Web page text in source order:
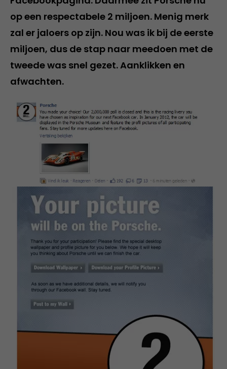
op een respectabele 2 miljoen. Menig merk
zal er jaloers op zijn. Nou was ik bij de eerste
miljoen, dus de stap naar meedoen met de
tweede was snel gezet. Aanklikken en
afwachten.